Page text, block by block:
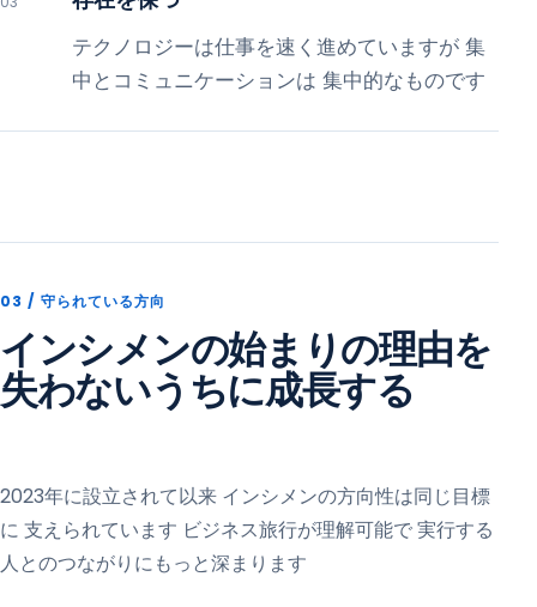
テクノロジーは仕事を速く進めていますが 集
中とコミュニケーションは 集中的なものです
03 / 守られている方向
インシメンの始まりの理由を
失わないうちに成長する
2023年に設立されて以来 インシメンの方向性は同じ目標
に 支えられています ビジネス旅行が理解可能で 実行する
人とのつながりにもっと深まります